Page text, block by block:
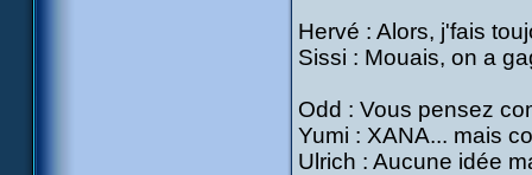
Hervé : Alors, j'fais
Sissi : Mouais, on a
Odd : Vous pensez
Yumi : XANA... mais
Ulrich : Aucune idée